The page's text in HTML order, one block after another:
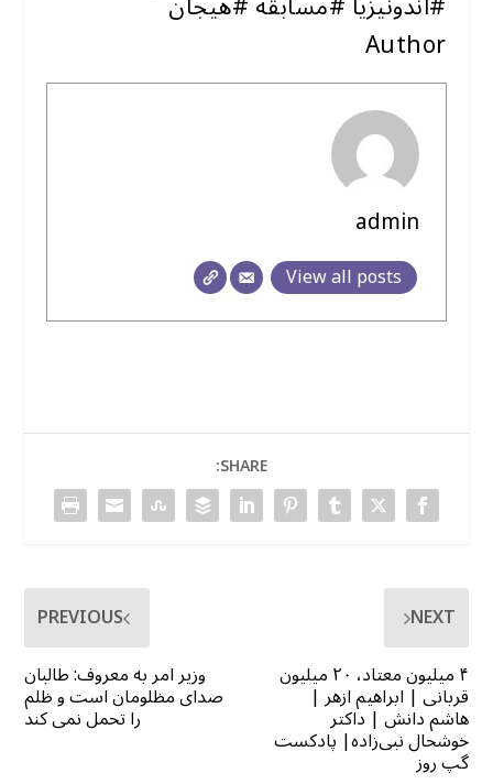
Author
admin
View all posts
SHARE:
PREVIOUS
وزیر امر به معروف: طالبان
صدای مظلومان است و ظلم
را تحمل نمی کند
NEXT
۴ میلیون معتاد، ۲۰ میلیون
قربانی | ابراهیم ازهر |
هاشم دانش | داکتر
خوشحال نبی‌زاده| پادکست
گپ روز